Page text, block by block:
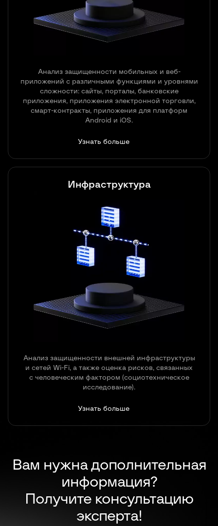
Анализ защищенности мобильных и веб-
приложений c различными функциями и уровнями
сложности: сайты, порталы, банковские
приложения, приложения электронной торговли,
смарт-контракты, приложения для платформ
Android и iOS.
Узнать больше
Инфраструктура
Анализ защищенности внешней инфраструктуры
и сетей Wi-Fi, а также оценка рисков, связанных
с человеческим фактором (социотехническое
исследование).
Узнать больше
Вам нужна дополнительная
информация?
Получите консультацию
эксперта!